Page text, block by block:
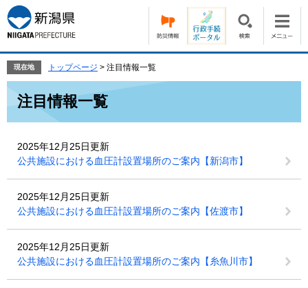
ー
ジ
の
頭
す。
ニ
ュ
ー
飛
て
現在地 トップページ > 注目情報一覧
注目情報一覧
2025年12月25日更新
公共施設における血圧計設置場所のご案内【新潟市】
2025年12月25日更新
公共施設における血圧計設置場所のご案内【佐渡市】
2025年12月25日更新
公共施設における血圧計設置場所のご案内【糸魚川市】